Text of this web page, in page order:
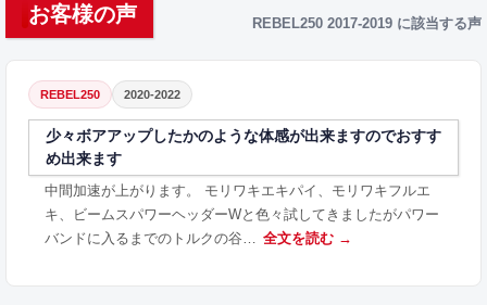
お客様の声 REBEL250 2017-2019 に該当する声
REBEL250 2020-2022
少々ボアアップしたかのような体感が出来ますのでおすす
め出来ます
中間加速が上がります。 モリワキエキパイ、モリワキフルエ
キ、ビームスパワーヘッダーWと色々試してきましたがパワー
バンドに入るまでのトルクの谷…
全文を読む →